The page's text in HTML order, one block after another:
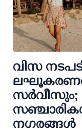
വിസ
ലഘൂകരണവും
സര്‍വീസും;
നഗരങ്ങള്‍